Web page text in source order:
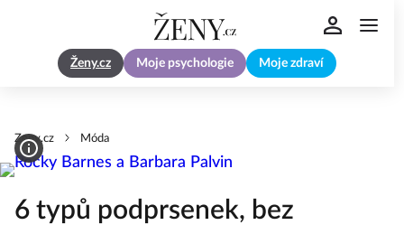
Ženy.cz Moje psychologie Moje zdraví
Zeny.cz Móda
6 typů podprsenek, bez